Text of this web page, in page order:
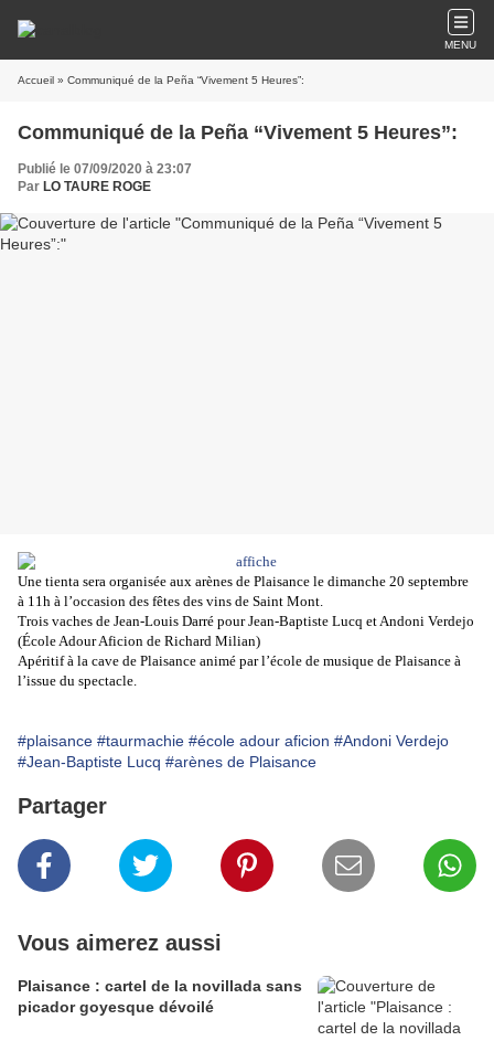
MENU
Accueil » Communiqué de la Peña “Vivement 5 Heures”:
Communiqué de la Peña “Vivement 5 Heures”:
Publié le 07/09/2020 à 23:07
Par LO TAURE ROGE
Une tienta sera organisée aux arènes de Plaisance le dimanche 20 septembre
à 11h à l’occasion des fêtes des vins de Saint Mont.
Trois vaches de Jean-Louis Darré pour Jean-Baptiste Lucq et Andoni Verdejo
(École Adour Aficion de Richard Milian)
Apéritif à la cave de Plaisance animé par l’école de musique de Plaisance à
l’issue du spectacle.
#plaisance #taurmachie #école adour aficion #Andoni Verdejo
#Jean-Baptiste Lucq #arènes de Plaisance
Partager
Vous aimerez aussi
Plaisance : cartel de la novillada sans
picador goyesque dévoilé